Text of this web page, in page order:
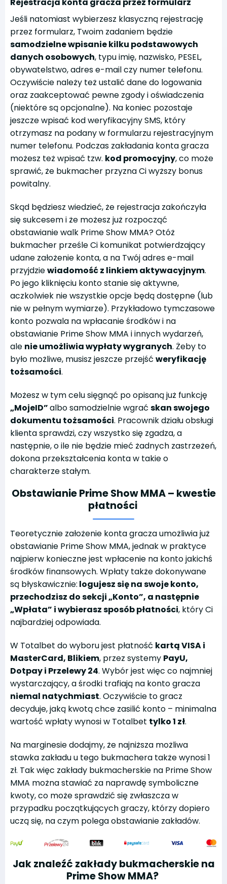
Jeśli natomiast wybierzesz klasyczną rejestrację
przez formularz, Twoim zadaniem będzie
samodzielne wpisanie kilku podstawowych
danych osobowych, typu imię, nazwisko, PESEL,
obywatelstwo, adres e-mail czy numer telefonu.
Oczywiście należy też ustalić dane do logowania
oraz zaakceptować pewne zgody i oświadczenia
(niektóre są opcjonalne). Na koniec pozostaje
jeszcze wpisać kod weryfikacyjny SMS, który
otrzymasz na podany w formularzu rejestracyjnym
numer telefonu. Podczas zakładania konta gracza
możesz też wpisać tzw. kod promocyjny, co może
sprawić, że bukmacher przyzna Ci wyższy bonus
powitalny.
Skąd będziesz wiedzieć, że rejestracja zakończyła
się sukcesem i że możesz już rozpocząć
obstawianie walk Prime Show MMA? Otóż
bukmacher prześle Ci komunikat potwierdzający
udane założenie konta, a na Twój adres e-mail
przyjdziewiadomość z linkiem aktywacyjnym.
Po jego kliknięciu konto stanie się aktywne,
aczkolwiek nie wszystkie opcje będą dostępne (lub
nie w pełnym wymiarze). Przykładowo tymczasowe
konto pozwala na wpłacanie środków i na
obstawianie Prime Show MMA i innych wydarzeń,
ale nie umożliwia wypłaty wygranych. Żeby to
było możliwe, musisz jeszcze przejść weryfikację
tożsamości.
Możesz w tym celu sięgnąć po opisaną już funkcję
„MojeID”albo samodzielnie wgrać skan swojego
dokumentu tożsamości. Pracownik działu obsługi
klienta sprawdzi, czy wszystko się zgadza, a
następnie, o ile nie będzie mieć żadnych zastrzeżeń,
dokona przekształcenia konta w takie o
charakterze stałym.
Obstawianie Prime Show MMA – kwestie
płatności
Teoretycznie założenie konta gracza umożliwia już
obstawianie Prime Show MMA, jednak w praktyce
najpierw konieczne jest wpłacenie na konto jakichś
środków finansowych. Wpłaty także dokonywane
są błyskawicznie: logujesz się na swoje konto,
przechodzisz do sekcji „Konto”, a następnie
„Wpłata” i wybierasz sposób płatności, który Ci
najbardziej odpowiada.
W Totalbet do wyboru jest płatność kartą VISA i
MasterCard, Blikiem, przez systemy PayU,
Dotpay i Przelewy 24. Wybór jest więc co najmniej
wystarczający, a środki trafiają na konto gracza
niemal natychmiast. Oczywiście to gracz
decyduje, jaką kwotą chce zasilić konto – minimalna
wartość wpłaty wynosi w Totalbet tylko 1 zł.
Na marginesie dodajmy, że najniższa możliwa
stawka zakładu u tego bukmachera także wynosi 1
zł. Tak więc zakłady bukmacherskie na Prime Show
MMA można stawiać za naprawdę symboliczne
kwoty, co może sprawdzić się zwłaszcza w
przypadku początkujących graczy, którzy dopiero
uczą się, na czym polega obstawianie zakładów.
Jak znaleźć zakłady bukmacherskie na
Prime Show MMA?